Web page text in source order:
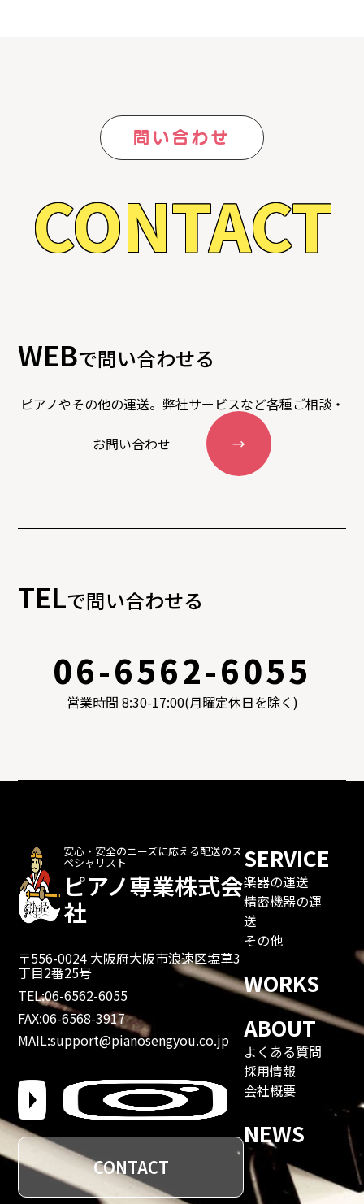
問い合わせ
CONTACT
WEBで問い合わせる
ピアノやその他の運送。弊社サービスなど各種ご相談・
お問い合わせ →
TELで問い合わせる
06-6562-6055
安心・安全のニーズに応える配送のス
ペシャリスト
ピアノ専業株式会
社
〒556-0024 大阪府大阪市浪速区塩草3
丁目2番25号
TEL:06-6562-6055
FAX:06-6568-3917
MAIL:support@pianosengyou.co.jp
CONTACT
SERVICE
楽器の運送
精密機器の運
送
その他
WORKS
ABOUT
よくある質問
採用情報
会社概要
NEWS